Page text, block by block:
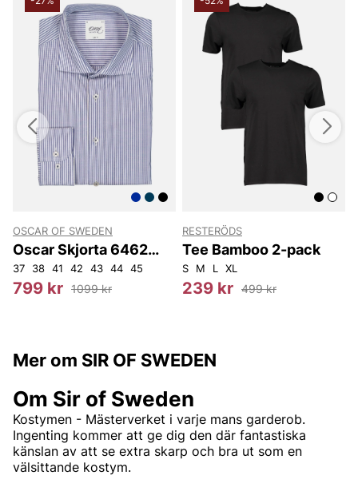
OSCAR OF SWEDEN
Oscar Skjorta 6462
Slim
37 38 41 42 43 44 45
799 kr 1099 kr
RESTERÖDS
Tee Bamboo 2-pack
S M L XL
239 kr 499 kr
Mer om SIR OF SWEDEN
Om Sir of Sweden
Kostymen - Mästerverket i varje mans garderob.
Ingenting kommer att ge dig den där fantastiska
känslan av att se extra skarp och bra ut som en
välsittande kostym.